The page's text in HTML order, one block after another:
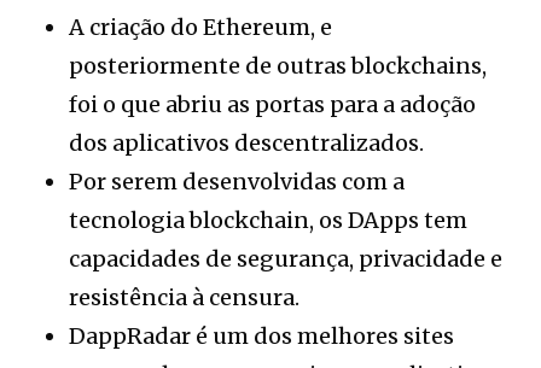
A criação do Ethereum, e
posteriormente de outras blockchains,
foi o que abriu as portas para a adoção
dos aplicativos descentralizados.
Por serem desenvolvidas com a
tecnologia blockchain, os DApps tem
capacidades de segurança, privacidade e
resistência à censura.
DappRadar é um dos melhores sites